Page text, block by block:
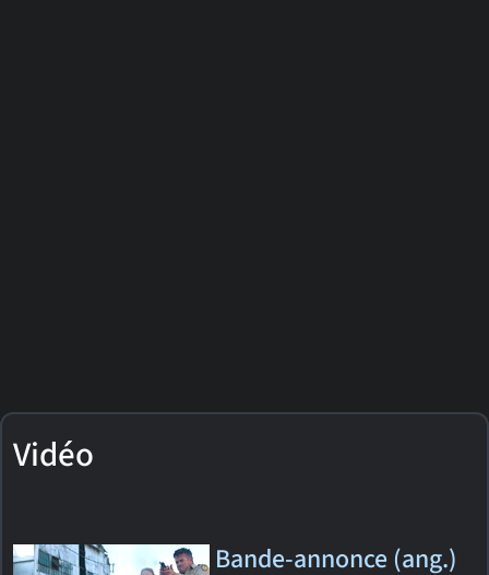
Vidéo
Bande-annonce (ang.)